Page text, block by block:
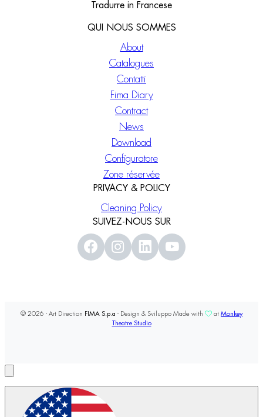
Tradurre in Francese
QUI NOUS SOMMES
About
Catalogues
Contatti
Fima Diary
Contract
News
Download
Configuratore
Zone réservée
PRIVACY & POLICY
Cleaning Policy
SUIVEZ-NOUS SUR
© 2026 - Art Direction FIMA S.p.a - Design & Sviluppo Made with at Monkey
Theatre Studio